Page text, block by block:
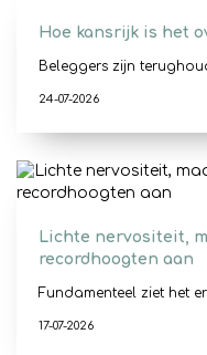
Hoe kansrijk is het
Beleggers zijn
24-07-2026
Lichte nervositeit,
recordhoogten aan
Fundamenteel ziet het
17-07-2026